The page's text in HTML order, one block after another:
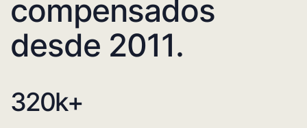
compensados
desde 2011.
320k+